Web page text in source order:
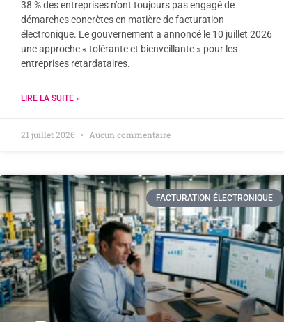
38 % des entreprises n’ont toujours pas engagé de
démarches concrètes en matière de facturation
électronique. Le gouvernement a annoncé le 10 juillet 2026
une approche « tolérante et bienveillante » pour les
entreprises retardataires.
LIRE LA SUITE »
21 juillet 2026 Aucun commentaire
FACTURATION ÉLECTRONIQUE